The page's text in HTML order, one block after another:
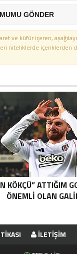
GÖNDER
ve küfür içeren,
niteliklerde içeriklerden
KÖKÇÜ” ATTIĞIM
ÖNEMLI OLAN
İLETIŞIM